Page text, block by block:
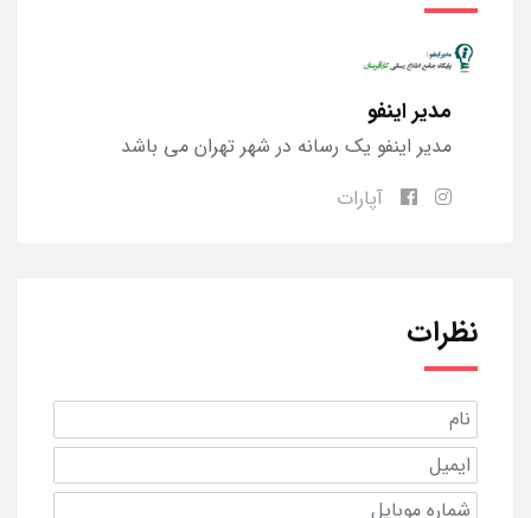
مدیر اینفو
مدیر اینفو یک رسانه در شهر تهران می باشد
آپارات
نظرات